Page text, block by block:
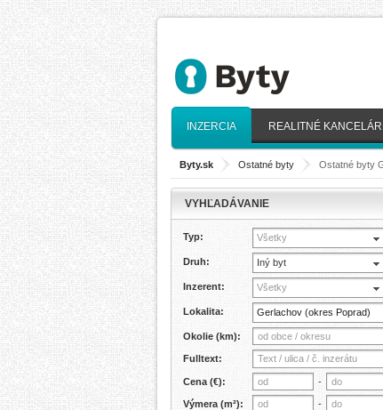
INZERCIA REALITNÉ
Byty.sk > Ostatné byty > Ostatné byty
VYHĽADÁVANIE
Typ: Všetky
Druh: Iný byt
Inzerent: Všetky
Lokalita:
Okolie (km):
Fulltext:
Cena (€): -
Výmera (m²): -